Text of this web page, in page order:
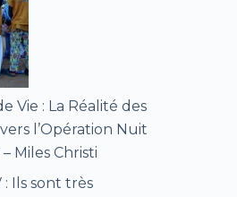
Vie : La Réalité des
l’Opération Nuit
Miles Christi
: Ils sont très